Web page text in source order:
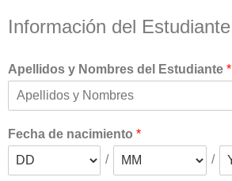
Información del Estudiante
Apellidos y Nombres del Estudiante *
Fecha de nacimiento *
/
/